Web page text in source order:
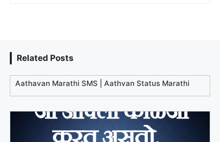
Related Posts
Aathavan Marathi SMS | Aathvan Status Marathi